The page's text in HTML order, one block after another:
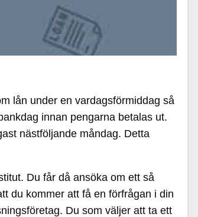
lån under en vardagsförmiddag så
innan pengarna betalas ut.
nästföljande måndag. Detta
Du får då ansöka om ett så
du kommer att få en förfrågan i din
Du som väljer att ta ett